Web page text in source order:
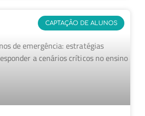
CAPTAÇÃO DE ALUNOS